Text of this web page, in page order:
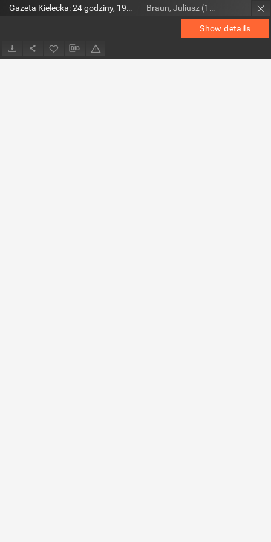
Show details
Gazeta Kielecka: 24 godziny, 1993, R.5, nr 31 Braun, Juliusz (1948- ). Red.